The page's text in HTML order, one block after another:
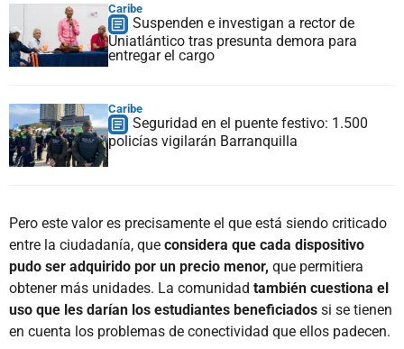
Caribe
Suspenden e investigan a rector de
Uniatlántico tras presunta demora para
entregar el cargo
Caribe
Seguridad en el puente festivo: 1.500
policías vigilarán Barranquilla
Pero este valor es precisamente el que está siendo criticado
entre la ciudadanía, que considera que cada dispositivo
pudo ser adquirido por un precio menor, que permitiera
obtener más unidades. La comunidad también cuestiona el
uso que les darían los estudiantes beneficiados si se tienen
en cuenta los problemas de conectividad que ellos padecen.